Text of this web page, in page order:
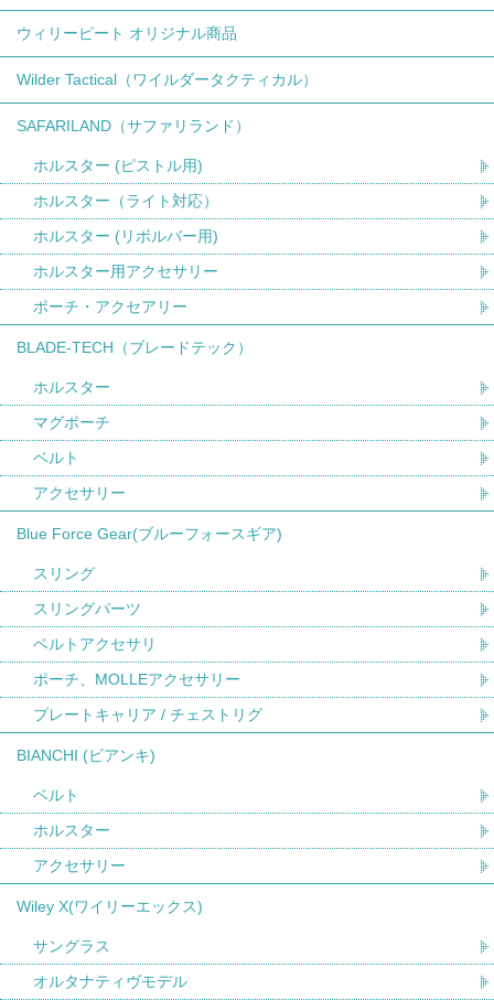
ウィリーピート オリジナル商品
Wilder Tactical（ワイルダータクティカル）
SAFARILAND（サファリランド）
ホルスター (ピストル用)
ホルスター（ライト対応）
ホルスター (リボルバー用)
ホルスター用アクセサリー
ポーチ・アクセアリー
BLADE-TECH（ブレードテック）
ホルスター
マグポーチ
ベルト
アクセサリー
Blue Force Gear(ブルーフォースギア)
スリング
スリングパーツ
ベルトアクセサリ
ポーチ、MOLLEアクセサリー
プレートキャリア / チェストリグ
BIANCHI (ビアンキ)
ベルト
ホルスター
アクセサリー
Wiley X(ワイリーエックス)
サングラス
オルタナティヴモデル